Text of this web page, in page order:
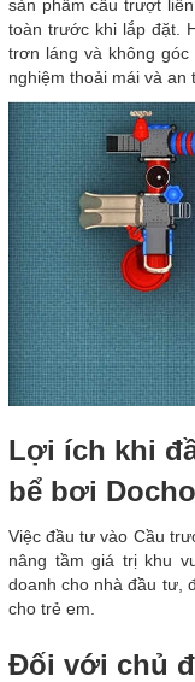
sản phẩm cầu trượt
toàn trước khi lắp đặt.
trơn láng và không
nghiệm thoải mái và an
Lợi ích khi
bể bơi
Việc đầu tư vào Cầu
nâng tầm giá trị khu
doanh cho nhà đầu tư,
cho trẻ em.
Đối với chủ